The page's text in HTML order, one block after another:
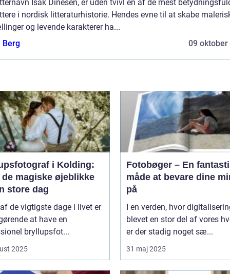
Isak Dinesen, er uden tvivl en af de mest
i nordisk litteraturhistorie. Hendes evne til at skabe
og levende karakterer ha...
Berg
09 oktober
i Kolding:
de magiske øjeblikke
store dag
de vigtigste dage i livet er
at have en
bryllupsfot...
2025
Fotobøger – En
måde at bevare dine
på
I en verden, hvor
blevet en stor del af vores
er der stadig noget sæ...
31 maj 2025